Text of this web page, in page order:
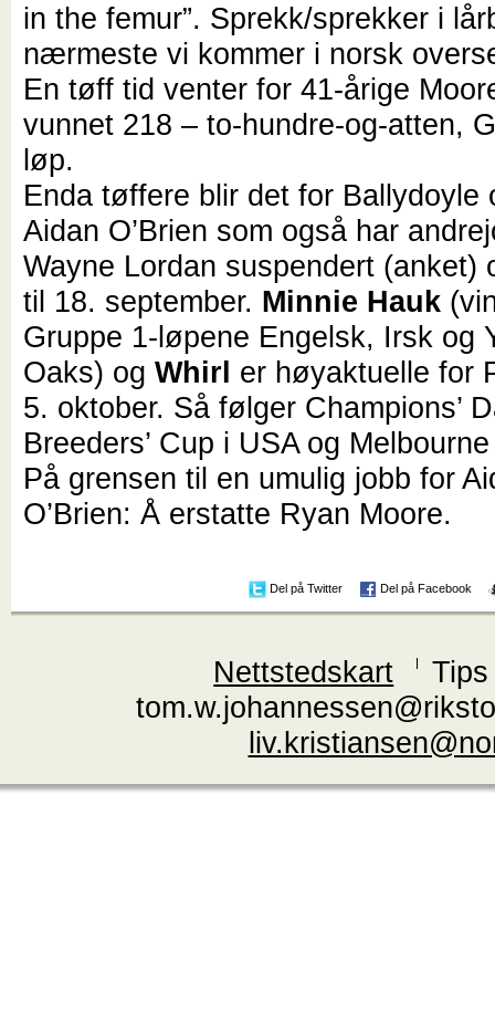
in the femur”. Sprekk/sprekker i
nærmeste vi kommer i norsk
En tøff tid venter for 41-årige
vunnet 218 – to-hundre-og-atten,
løp.
Enda tøffere blir det for Ballydoyle
Aidan O’Brien som også har
Wayne Lordan suspendert (anket)
til 18. september. Minnie Hauk
Gruppe 1-løpene Engelsk, Irsk og
Oaks) ogWhirl er høyaktuelle for
5. oktober. Så følger Champions’
Breeders’ Cup i USA og
På grensen til en umulig jobb for
O’Brien: Å erstatte Ryan Moore.
Del på Twitter Del på Facebook
Nettstedskart